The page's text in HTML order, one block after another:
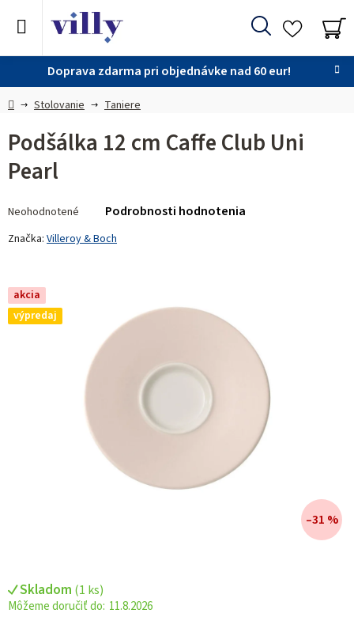
Doprava zdarma pri objednávke nad 60 eur!
Hľadať
DomovStolovanie Taniere
Skladom (1 ks)
11.8.2026
Podšálka 12 cm Caffe Club Uni
Pearl
hodnotenie
produktu
z 5
hviezdičiek.
Neohodnotené Podrobnosti hodnotenia
Značka: Villeroy & Boch
akcia
výpredaj
–31 %